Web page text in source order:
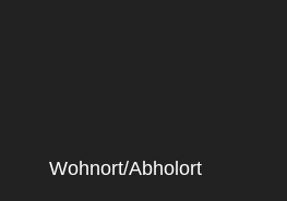
Wohnort/Abholort